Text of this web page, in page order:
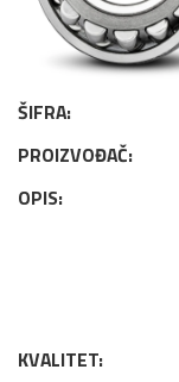
ŠIFRA:
PROIZVOĐAČ:
OPIS:
KVALITET: